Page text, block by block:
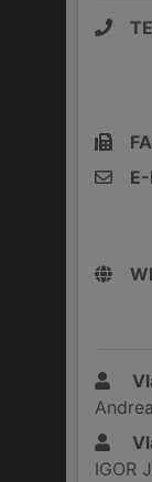
IGOR